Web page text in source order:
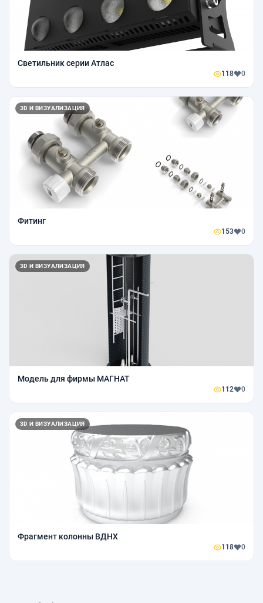
Светильник серии Атлас
118 0
3D И ВИЗУАЛИЗАЦИЯ
Фитинг
153 0
3D И ВИЗУАЛИЗАЦИЯ
Модель для фирмы МАГНАТ
112 0
3D И ВИЗУАЛИЗАЦИЯ
Фрагмент колонны ВДНХ
118 0